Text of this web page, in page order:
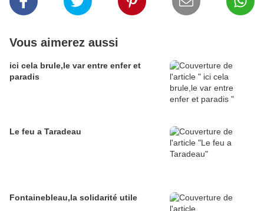
Vous aimerez aussi
ici cela brule,le var entre enfer et
paradis
Le feu a Taradeau
Fontainebleau,la solidarité utile